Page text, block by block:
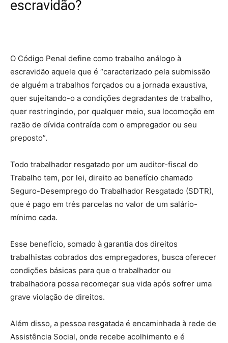
escravidão?
O Código Penal define como trabalho análogo à
escravidão aquele que é “caracterizado pela submissão
de alguém a trabalhos forçados ou a jornada exaustiva,
quer sujeitando-o a condições degradantes de trabalho,
quer restringindo, por qualquer meio, sua locomoção em
razão de dívida contraída com o empregador ou seu
preposto”.
Todo trabalhador resgatado por um auditor-fiscal do
Trabalho tem, por lei, direito ao benefício chamado
Seguro-Desemprego do Trabalhador Resgatado (SDTR),
que é pago em três parcelas no valor de um salário-
mínimo cada.
Esse benefício, somado à garantia dos direitos
trabalhistas cobrados dos empregadores, busca oferecer
condições básicas para que o trabalhador ou
trabalhadora possa recomeçar sua vida após sofrer uma
grave violação de direitos.
Além disso, a pessoa resgatada é encaminhada à rede de
Assistência Social, onde recebe acolhimento e é